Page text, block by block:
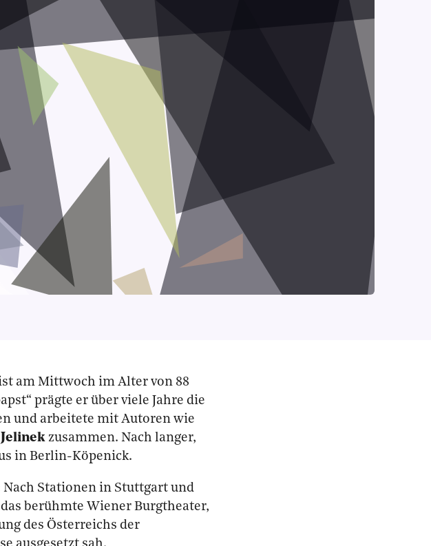
am Mittwoch im Alter von 88
prägte er über viele Jahre die
und arbeitete mit Autoren wie
zusammen. Nach langer,
in Berlin-Köpenick.
Nach Stationen in Stuttgart und
berühmte Wiener Burgtheater,
des Österreichs der